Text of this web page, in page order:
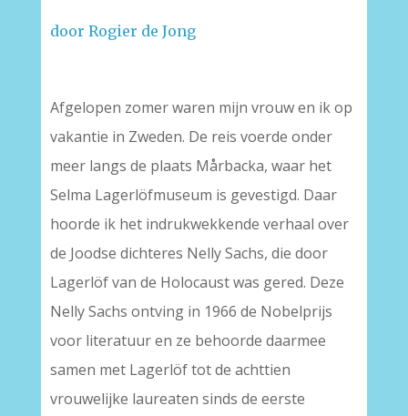
door Rogier de Jong
Afgelopen zomer waren mijn vrouw en ik op
vakantie in Zweden. De reis voerde onder
meer langs de plaats Mårbacka, waar het
Selma Lagerlöfmuseum is gevestigd. Daar
hoorde ik het indrukwekkende verhaal over
de Joodse dichteres Nelly Sachs, die door
Lagerlöf van de Holocaust was gered. Deze
Nelly Sachs ontving in 1966 de Nobelprijs
voor literatuur en ze behoorde daarmee
samen met Lagerlöf tot de achttien
vrouwelijke laureaten sinds de eerste